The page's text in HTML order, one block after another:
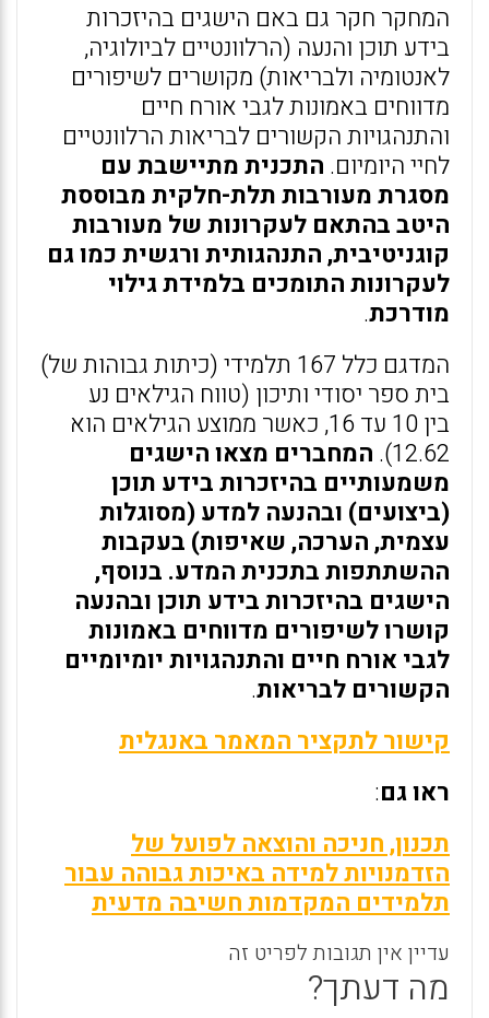
המחקר חקר גם באם הישגים בהיזכרות
בידע תוכן והנעה (הרלוונטיים לביולוגיה,
לאנטומיה ולבריאות) מקושרים לשיפורים
מדווחים באמונות לגבי אורח חיים
והתנהגויות הקשורים לבריאות הרלוונטיים
לחיי היומיום. התכנית מתיישבת עם
מסגרת מעורבות תלת-חלקית מבוססת
היטב בהתאם לעקרונות של מעורבות
קוגניטיבית, התנהגותית ורגשית כמו גם
לעקרונות התומכים בלמידת גילוי
מודרכת.
המדגם כלל 167 תלמידי (כיתות גבוהות של)
בית ספר יסודי ותיכון (טווח הגילאים נע
בין 10 עד 16, כאשר ממוצע הגילאים הוא
12.62). המחברים מצאו הישגים
משמעותיים בהיזכרות בידע תוכן
(ביצועים) ובהנעה למדע (מסוגלות
עצמית, הערכה, שאיפות) בעקבות
ההשתתפות בתכנית המדע. בנוסף,
הישגים בהיזכרות בידע תוכן ובהנעה
קושרו לשיפורים מדווחים באמונות
לגבי אורח חיים והתנהגויות יומיומיים
הקשורים לבריאות.
קישור לתקציר המאמר באנגלית
ראו גם:
תכנון, חניכה והוצאה לפועל של
הזדמנויות למידה באיכות גבוהה עבור
תלמידים המקדמות חשיבה מדעית
עדיין אין תגובות לפריט זה
מה דעתך?